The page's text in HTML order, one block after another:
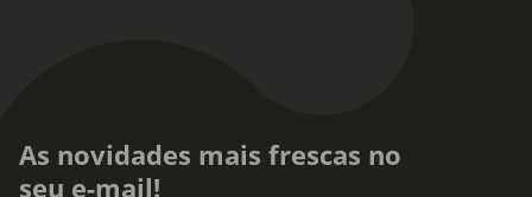
As novidades mais frescas no
seu e-mail!